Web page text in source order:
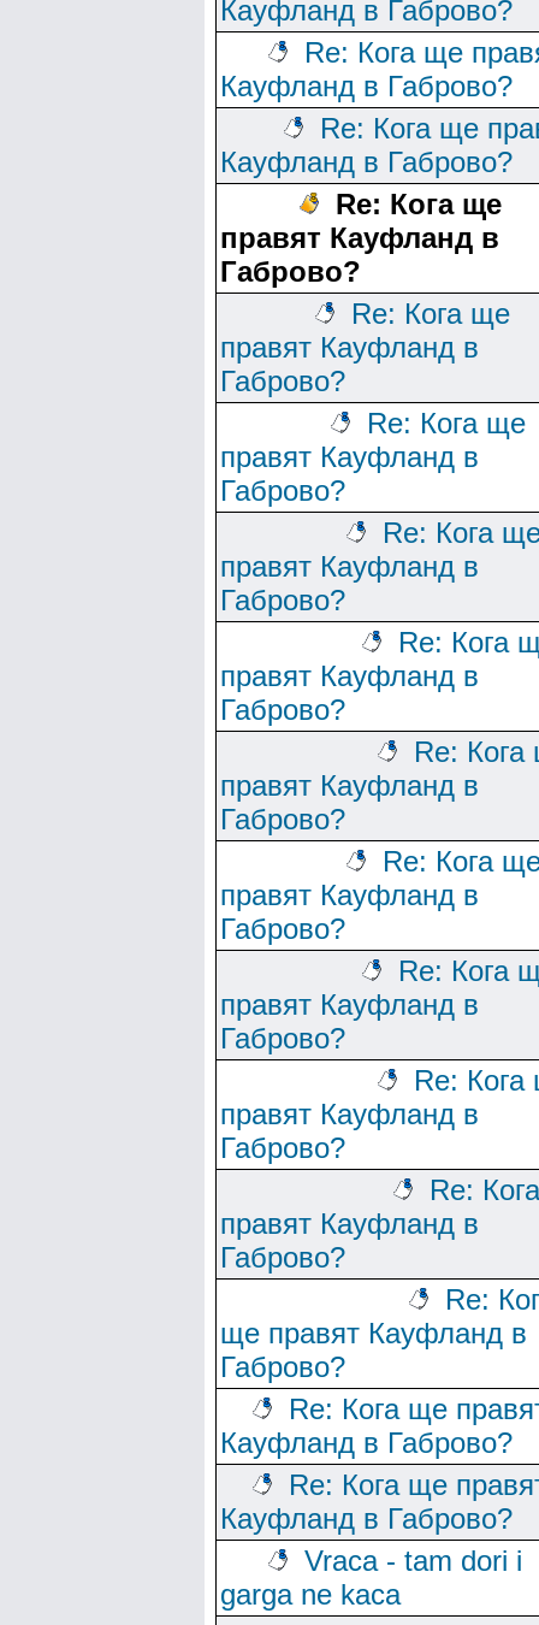
Кауфланд в Габрово?
Re: Кога ще
Кауфланд в Габрово?
Re: Кога ще
Кауфланд в Габрово?
Re: Кога ще
правят Кауфланд в
Габрово?
Re: Кога ще
правят Кауфланд в
Габрово?
Re: Кога ще
правят Кауфланд в
Габрово?
Re: Кога
правят Кауфланд в
Габрово?
Re: Кога
правят Кауфланд в
Габрово?
Re:
правят Кауфланд в
Габрово?
Re: Кога
правят Кауфланд в
Габрово?
Re: Кога
правят Кауфланд в
Габрово?
Re:
правят Кауфланд в
Габрово?
Re:
правят Кауфланд в
Габрово?
Re:
ще правят Кауфланд в
Габрово?
Re: Кога ще
Кауфланд в Габрово?
Re: Кога ще
Кауфланд в Габрово?
Vraca - tam dori i
garga ne kaca